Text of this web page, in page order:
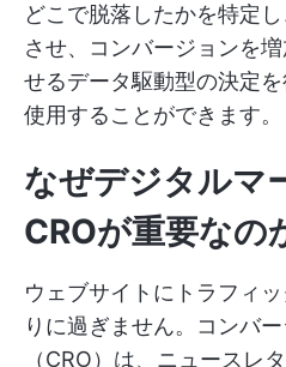
どこで脱落したかを特定
させ、コンバージョンを
せるデータ駆動型の決定
使用することができます。
なぜデジタルマ
CROが重要なの
ウェブサイトにトラフィ
りに過ぎません。コンバ
（CRO）は、ニュースレ